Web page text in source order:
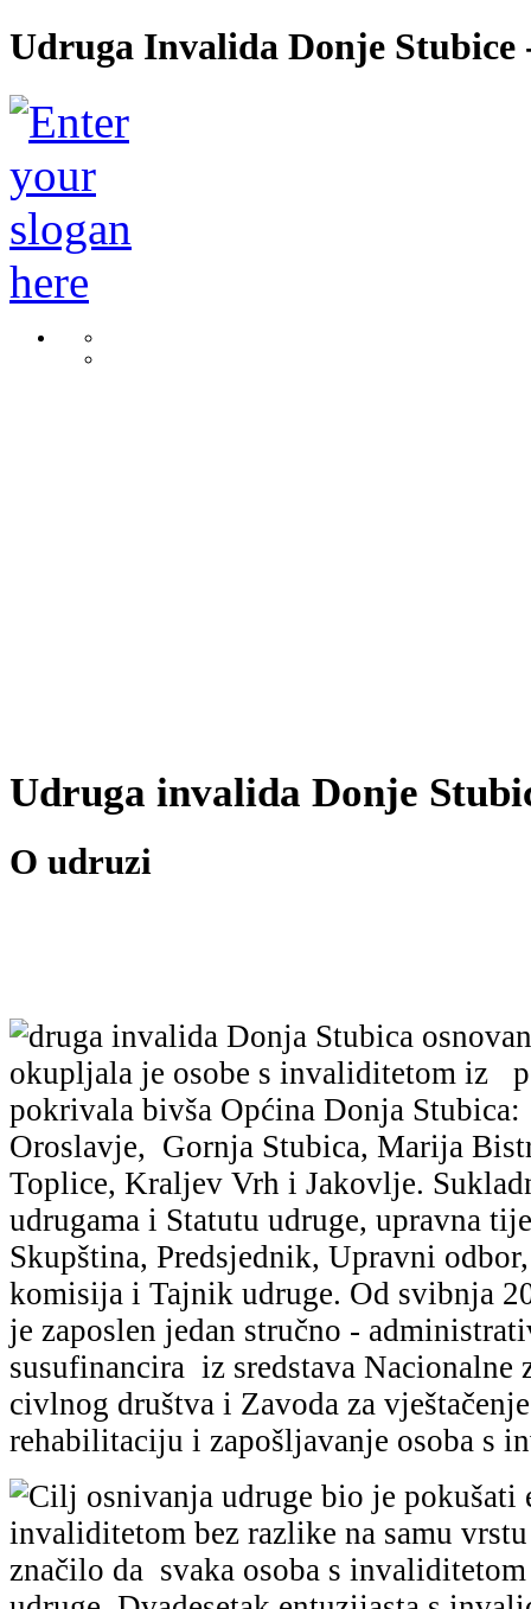
Udruga Invalida Donje Stubice
Udruga invalida Donje
O udruzi
druga invalida Donja Stubica
okupljala je osobe s invaliditetom iz
pokrivala bivša Općina Donja
Oroslavje, Gornja Stubica, Marija
Toplice, Kraljev Vrh i Jakovlje.
udrugama i Statutu udruge, upravna
Skupština, Predsjednik, Upravni
komisija i Tajnik udruge. Od svibnja
je zaposlen jedan stručno -
susufinancira iz sredstava Nacionalne
civlnog društva i Zavoda za
rehabilitaciju i zapošljavanje osoba s
Cilj osnivanja udruge bio je pokušati
invaliditetom bez razlike na samu
značilo da svaka osoba s